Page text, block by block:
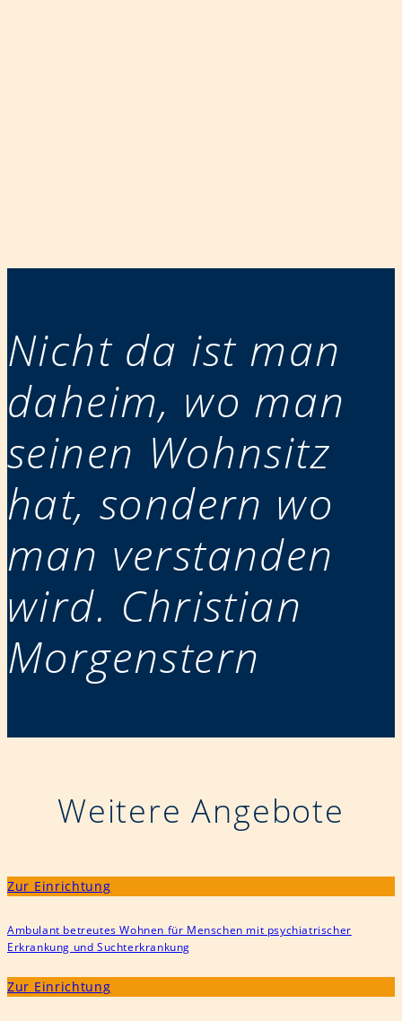
Nicht da ist man
daheim, wo man
seinen Wohnsitz
hat, sondern wo
man verstanden
wird. Christian
Morgenstern
Weitere Angebote
Zur Einrichtung
Ambulant betreutes Wohnen für Menschen mit psychiatrischer
Erkrankung und Suchterkrankung
Zur Einrichtung